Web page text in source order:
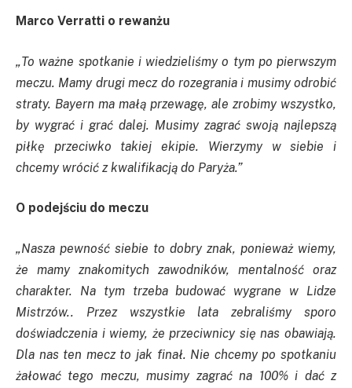
Marco Verratti o rewanżu
„To ważne spotkanie i wiedzieliśmy o tym po pierwszym
meczu. Mamy drugi mecz do rozegrania i musimy odrobić
straty. Bayern ma małą przewagę, ale zrobimy wszystko,
by wygrać i grać dalej. Musimy zagrać swoją najlepszą
piłkę przeciwko takiej ekipie. Wierzymy w siebie i
chcemy wrócić z kwalifikacją do Paryża.”
O podejściu do meczu
„Nasza pewność siebie to dobry znak, ponieważ wiemy,
że mamy znakomitych zawodników, mentalność oraz
charakter. Na tym trzeba budować wygrane w Lidze
Mistrzów.. Przez wszystkie lata zebraliśmy sporo
doświadczenia i wiemy, że przeciwnicy się nas obawiają.
Dla nas ten mecz to jak finał. Nie chcemy po spotkaniu
żałować tego meczu, musimy zagrać na 100% i dać z